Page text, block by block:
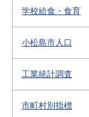
学校給食・食育
小松島市人口
工業統計調査
市町村別指標